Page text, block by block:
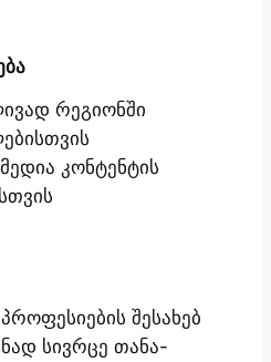
რეგიონში
კონტენტის
შესახებ
სივრცე თანა-